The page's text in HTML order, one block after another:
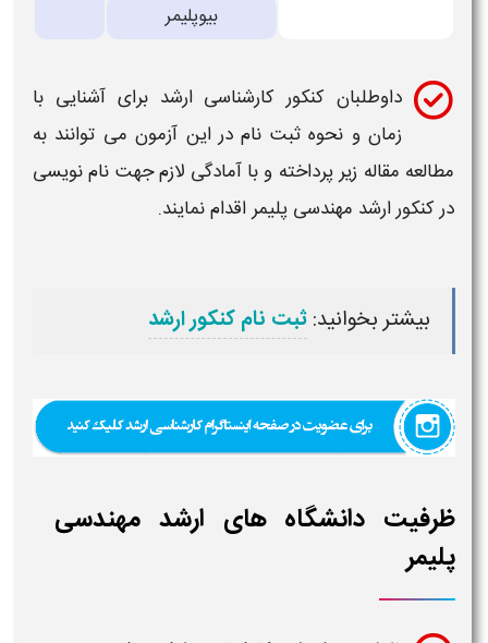
بیوپلیمر
داوطلبان کنکور کارشناسی ارشد برای آشنایی با
زمان و نحوه ثبت نام در این آزمون می توانند به
مطالعه مقاله زیر پرداخته و با آمادگی لازم جهت نام نویسی
درکنکور ارشد مهندسی پلیمراقدام نمایند.
بیشتر بخوانید:ثبت نام کنکور ارشد
ظرفیت دانشگاه های ارشد مهندسی
پلیمر